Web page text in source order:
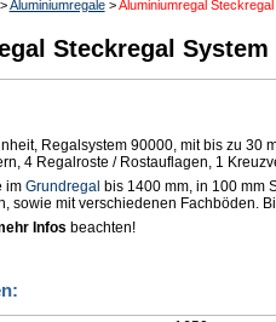
Aluminiumregale>Aluminiumregal
Steckregal System
Regalsystem 90000, mit bis zu 30
4 Regalroste / Rostauflagen, 1
imGrundregal bis 1400 mm, in 100 mm
sowie mit verschiedenen Fachböden.
Infos beachten!